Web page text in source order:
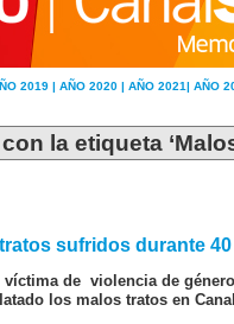
2019 | AÑO 2020 | AÑO 2021| AÑO
la etiqueta
sufridos durante
víctima de violencia de
los malos tratos en